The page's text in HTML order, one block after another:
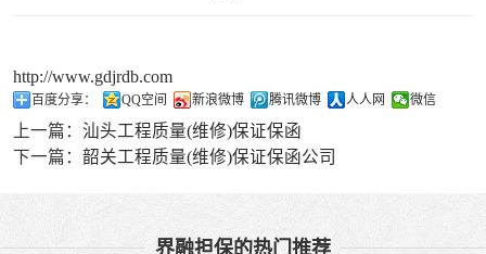
http://www.gdjrdb.com
百度分享： QQ空间 新浪微博 腾讯微博 人人网 微信
上一篇： 汕头工程质量(维修)保证保函
下一篇： 韶关工程质量(维修)保证保函公司
界融担保的热门推荐
投标保函
预付款保函